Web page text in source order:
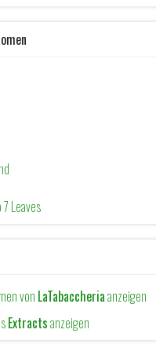
Leaves
von LaTabaccheriaanzeigen
Extractsanzeigen